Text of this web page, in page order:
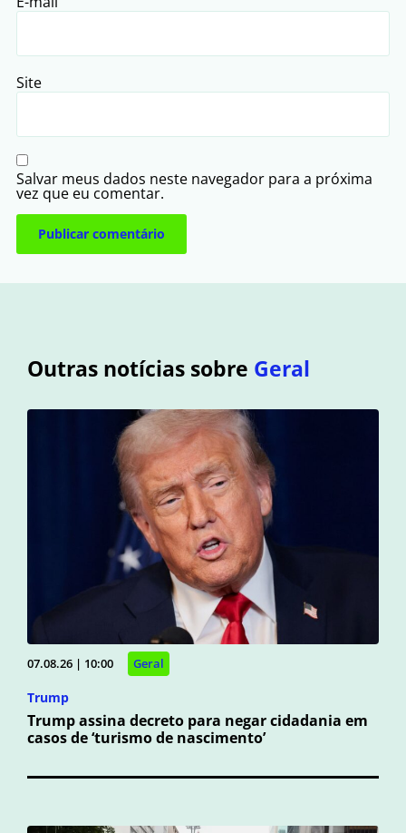
Site
Salvar meus dados neste navegador para a próxima
vez que eu comentar.
Outras notícias sobre Geral
07.08.26 | 10:00 Geral
Trump
Trump assina decreto para negar cidadania em
casos de ‘turismo de nascimento’